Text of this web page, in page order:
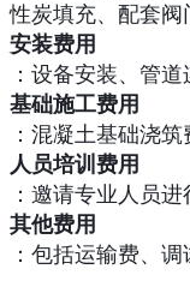
性炭填充、配套阀
安装费用
：设备安装、管
基础施工费用
：混凝土基础浇筑
人员培训费用
：邀请专业人员
其他费用
：包括运输费、